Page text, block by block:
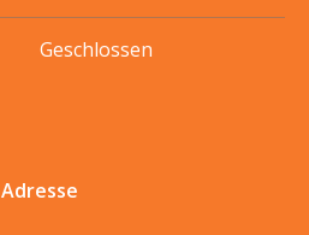
Geschlossen
Adresse